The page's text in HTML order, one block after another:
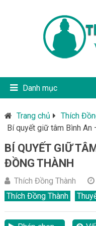
Danh mục
Trang chủ
Thích
Bí quyết giữ tâm Bình An
BÍ QUYẾT GIỮ
ĐỒNG THÀNH
Thích Đồng Thành
Thích Đồng Thành